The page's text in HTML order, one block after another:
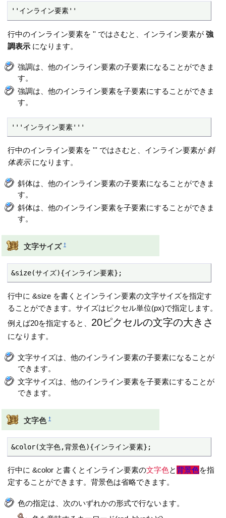
''インライン要素''
行中のインライン要素を '' ではさむと、インライン要素が強
調表示 になります。
強調は、他のインライン要素の子要素になることができま
す。
強調は、他のインライン要素を子要素にすることができま
す。
'''インライン要素'''
行中のインライン要素を ''' ではさむと、インライン要素が 斜
体表示になります。
斜体は、他のインライン要素の子要素になることができま
す。
斜体は、他のインライン要素を子要素にすることができま
す。
文字サイズ †
&size(サイズ){インライン要素};
行中に &size を書くとインライン要素の文字サイズを指定す
ることができます。サイズはピクセル単位(px)で指定します。
例えば20を指定すると、 20ピクセルの文字の大きさ
になります。
文字サイズは、他のインライン要素の子要素になることが
できます。
文字サイズは、他のインライン要素を子要素にすることが
できます。
文字色 †
&color(文字色,背景色){インライン要素};
行中に &color と書くとインライン要素の文字色と背景色を指
定することができます。背景色は省略できます。
色の指定は、次のいずれかの形式で行ないます。